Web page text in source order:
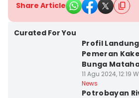
Share Article
Curated For You
Profil
Pemeran
Bunga
11 Agu 2024, 12:19
News
Potrobayan